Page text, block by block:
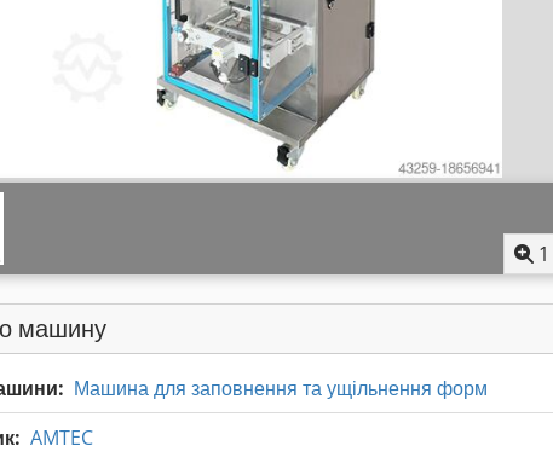
1
машину
Машина для заповнення та ущільнення форм
AMTEC